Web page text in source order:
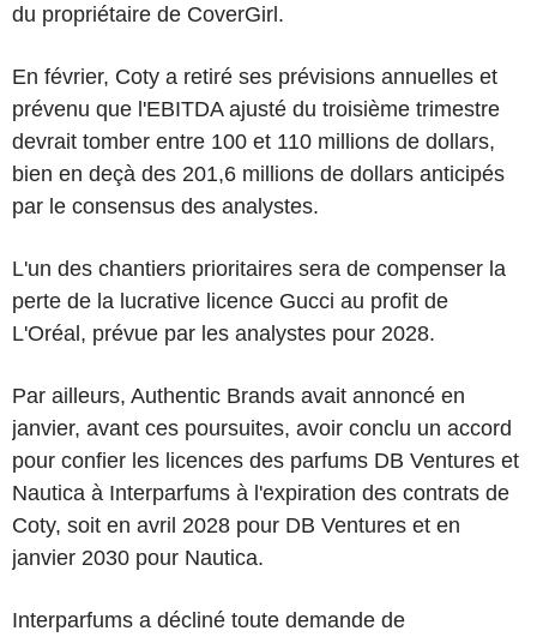
du propriétaire de CoverGirl.
En février, Coty a retiré ses prévisions annuelles et
prévenu que l'EBITDA ajusté du troisième trimestre
devrait tomber entre 100 et 110 millions de dollars,
bien en deçà des 201,6 millions de dollars anticipés
par le consensus des analystes.
L'un des chantiers prioritaires sera de compenser la
perte de la lucrative licence Gucci au profit de
L'Oréal, prévue par les analystes pour 2028.
Par ailleurs, Authentic Brands avait annoncé en
janvier, avant ces poursuites, avoir conclu un accord
pour confier les licences des parfums DB Ventures et
Nautica à Interparfums à l'expiration des contrats de
Coty, soit en avril 2028 pour DB Ventures et en
janvier 2030 pour Nautica.
Interparfums a décliné toute demande de